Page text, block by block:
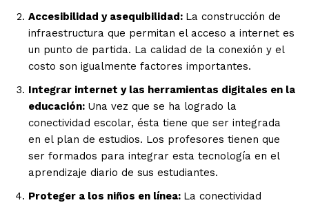
Accesibilidad y asequibilidad: La construcción de
infraestructura que permitan el acceso a internet es
un punto de partida. La calidad de la conexión y el
costo son igualmente factores importantes.
Integrar internet y las herramientas digitales en la
educación: Una vez que se ha logrado la
conectividad escolar, ésta tiene que ser integrada
en el plan de estudios. Los profesores tienen que
ser formados para integrar esta tecnología en el
aprendizaje diario de sus estudiantes.
Proteger a los niños en línea: La conectividad